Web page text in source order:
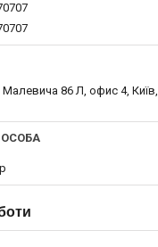
86 Л, офис 4, Київ,